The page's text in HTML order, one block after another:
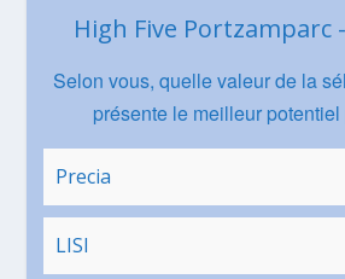
High Five Portzamparc
Selon vous, quelle valeur de la
présente le meilleur
Precia
LISI